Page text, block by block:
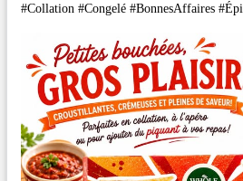
#Collation #Congelé #BonnesAffaires